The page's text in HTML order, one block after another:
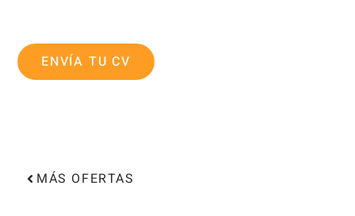
ENVÍA TU CV
MÁS OFERTAS